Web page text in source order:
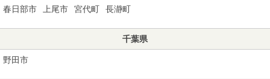
春日部市
上尾市 宮代町 長瀞町
千葉県
野田市